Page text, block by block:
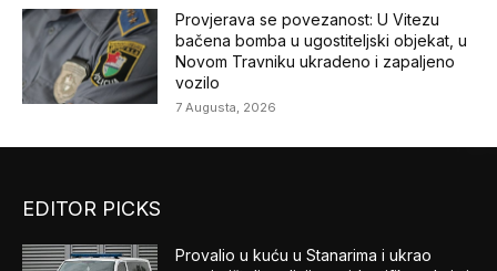
Provjerava se povezanost: U Vitezu
bačena bomba u ugostiteljski objekat, u
Novom Travniku ukradeno i zapaljeno
vozilo
7 Augusta, 2026
EDITOR PICKS
Provalio u kuću u Stanarima i ukrao